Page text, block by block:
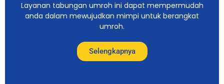
Layanan tabungan umroh ini dapat mempermudah
anda dalam mewujudkan mimpi untuk berangkat
umroh.
Selengkapnya